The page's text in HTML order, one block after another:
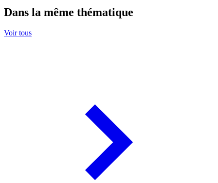
Dans la même thématique
Voir tous